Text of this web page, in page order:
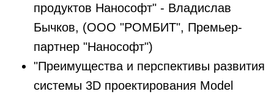
продуктов Нанософт" - Владислав
Бычков, (ООО "РОМБИТ", Премьер-
партнер "Нанософт")
"Преимущества и перспективы развития
системы 3D проектирования Model